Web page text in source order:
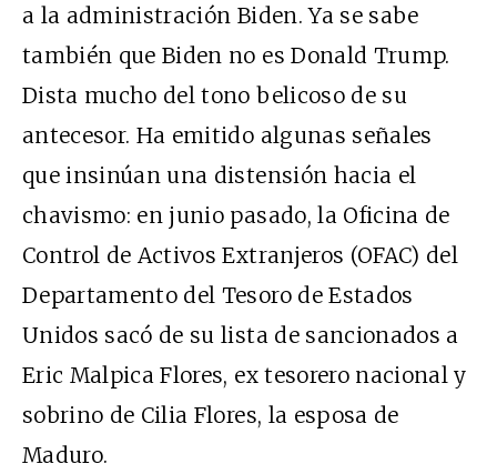
a la administración Biden. Ya se sabe
también que Biden no es Donald Trump.
Dista mucho del tono belicoso de su
antecesor. Ha emitido algunas señales
que insinúan una distensión hacia el
chavismo: en junio pasado, la Oficina de
Control de Activos Extranjeros (OFAC) del
Departamento del Tesoro de Estados
Unidos sacó de su lista de sancionados a
Eric Malpica Flores, ex tesorero nacional y
sobrino de Cilia Flores, la esposa de
Maduro.